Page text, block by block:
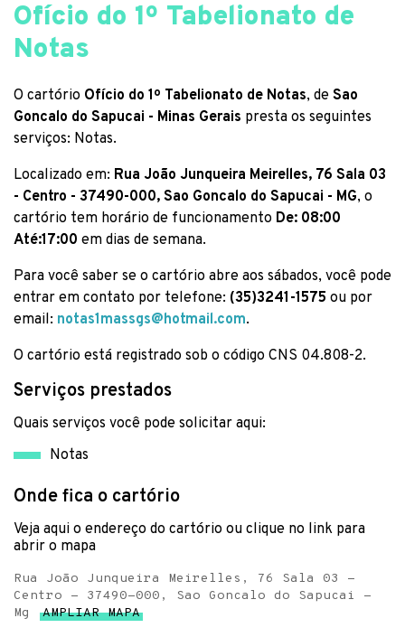
Ofício do 1º Tabelionato de
Notas
O cartório Ofício do 1º Tabelionato de Notas, de Sao
Goncalo do Sapucai - Minas Gerais presta os seguintes
serviços: Notas.
Localizado em: Rua João Junqueira Meirelles, 76 Sala 03
- Centro - 37490-000, Sao Goncalo do Sapucai - MG, o
cartório tem horário de funcionamento De: 08:00
Até:17:00 em dias de semana.
Para você saber se o cartório abre aos sábados, você pode
entrar em contato por telefone: (35)3241-1575 ou por
email: notas1massgs@hotmail.com.
O cartório está registrado sob o código CNS 04.808-2.
Serviços prestados
Quais serviços você pode solicitar aqui:
Notas
Onde fica o cartório
Veja aqui o endereço do cartório ou clique no link para
abrir o mapa
Rua João Junqueira Meirelles, 76 Sala 03 -
Centro - 37490-000, Sao Goncalo do Sapucai -
Mg
AMPLIAR MAPA